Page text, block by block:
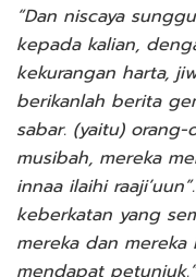
“Dan niscaya
kepada kalian,
kekurangan harta,
berikanlah berita
sabar. (yaitu)
musibah, mereka
innaa ilaihi
keberkatan yang
mereka dan
mendapat